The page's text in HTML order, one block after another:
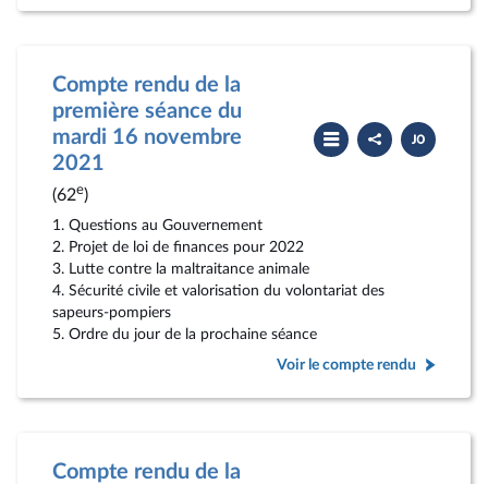
Compte rendu de la
première séance du
mardi 16 novembre
2021
(62e)
Partager
le
compte
Télécharger
le
PDF
1. Questions au Gouvernement
2. Projet de loi de finances pour 2022
3. Lutte contre la maltraitance animale
4. Sécurité civile et valorisation du volontariat des
sapeurs-pompiers
5. Ordre du jour de la prochaine séance
Voir le compte rendu
Compte rendu de la